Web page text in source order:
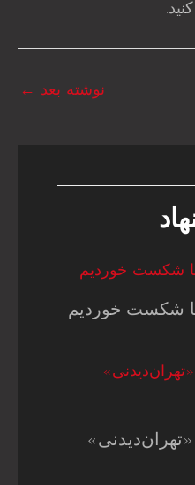
نوشته بعد ←
شکست خوردیم
«تهران‌دیدنی»